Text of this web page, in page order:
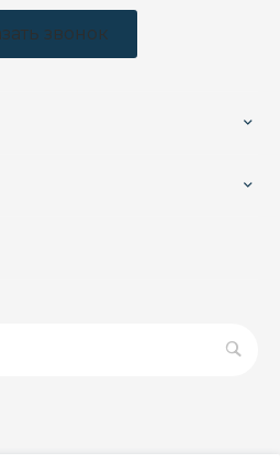
звонок